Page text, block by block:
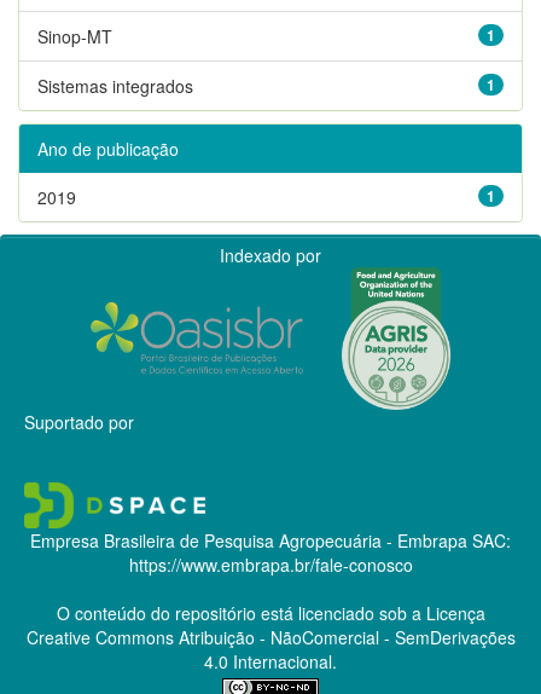
1
Sinop-MT
1
Sistemas integrados
Ano de publicação
1
2019
Indexado por
Suportado por
Empresa Brasileira de Pesquisa Agropecuária - Embrapa SAC:
https://www.embrapa.br/fale-conosco
O conteúdo do repositório está licenciado sob a Licença
Creative CommonsAtribuição - NãoComercial - SemDerivações
4.0 Internacional.